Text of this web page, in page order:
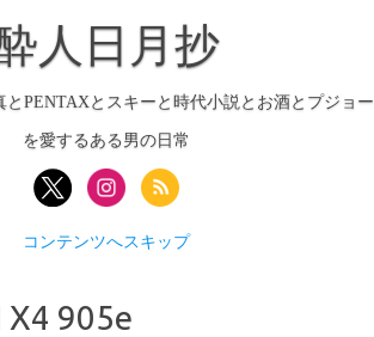
人日月抄
PENTAXとスキーと時代小説とお酒とプジョー
を愛するある男の日常
コンテンツへスキップ
X4 905e